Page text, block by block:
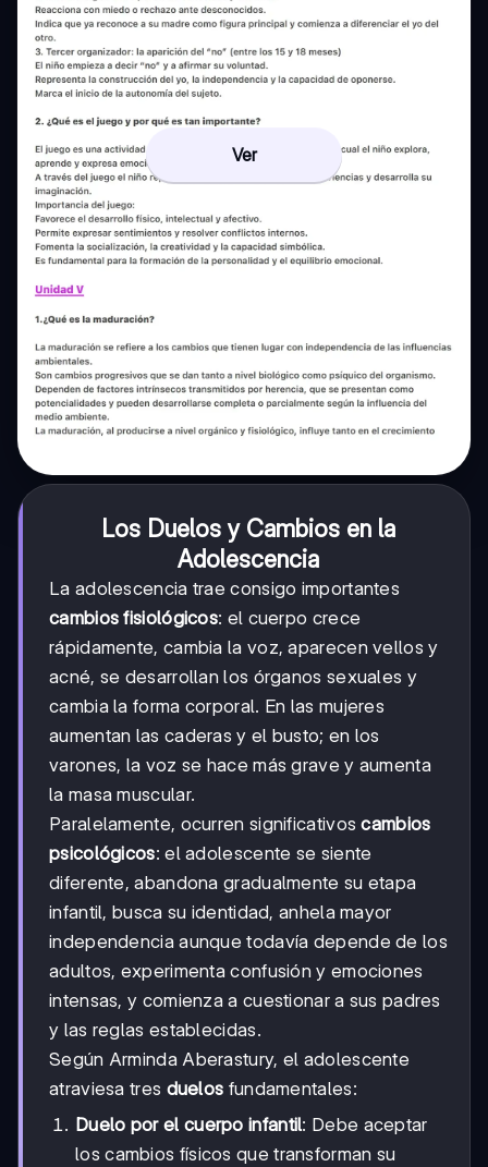
Ver
Los Duelos y Cambios en la
Adolescencia
La adolescencia trae consigo importantes
cambios fisiológicos: el cuerpo crece
rápidamente, cambia la voz, aparecen vellos y
acné, se desarrollan los órganos sexuales y
cambia la forma corporal. En las mujeres
aumentan las caderas y el busto; en los
varones, la voz se hace más grave y aumenta
la masa muscular.
Paralelamente, ocurren significativoscambios
psicológicos: el adolescente se siente
diferente, abandona gradualmente su etapa
infantil, busca su identidad, anhela mayor
independencia aunque todavía depende de los
adultos, experimenta confusión y emociones
intensas, y comienza a cuestionar a sus padres
y las reglas establecidas.
Según Arminda Aberastury, el adolescente
atraviesa tres duelos fundamentales:
Duelo por el cuerpo infantil: Debe aceptar
los cambios físicos que transforman su